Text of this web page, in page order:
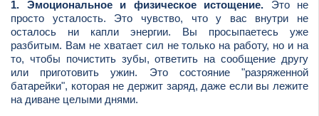
1. Эмоциональное и физическое истощение. Это не
просто усталость. Это чувство, что у вас внутри не
осталось ни капли энергии. Вы просыпаетесь уже
разбитым. Вам не хватает сил не только на работу, но и на
то, чтобы почистить зубы, ответить на сообщение другу
или приготовить ужин. Это состояние "разряженной
батарейки", которая не держит заряд, даже если вы лежите
на диване целыми днями.